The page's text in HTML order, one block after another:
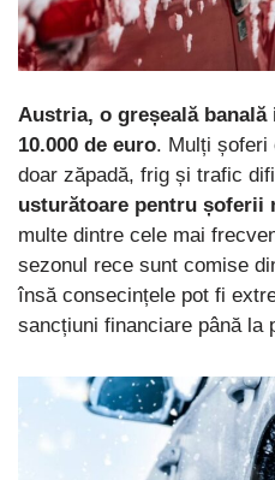
Austria, o greșeală
10.000 de euro. Mulți șoferi
doar zăpadă, frig și trafic
usturătoare pentru șoferii
multe dintre cele mai
sezonul rece sunt comise
însă consecințele pot fi
sancțiuni financiare până la